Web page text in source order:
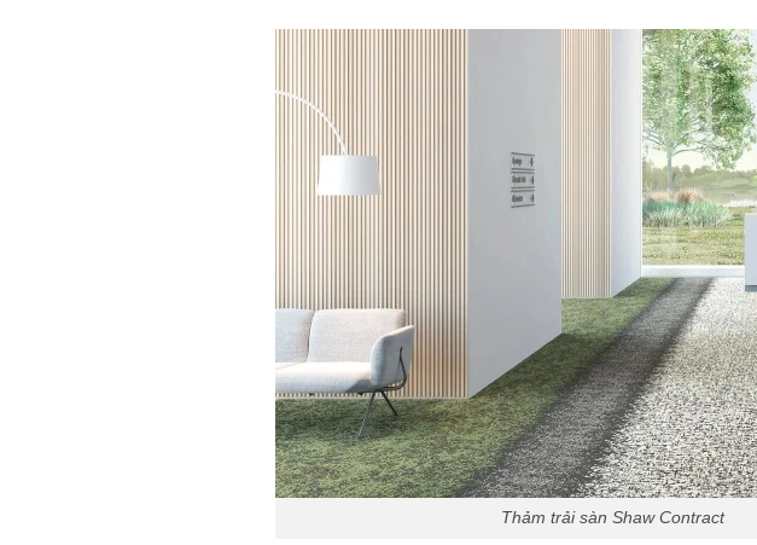
Thảm trải sàn Shaw Contract